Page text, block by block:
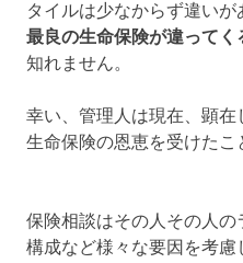
タイルは少なからず違いが
最良の生命保険が違ってく
知れません。
幸い、管理人は現在、顕在
生命保険の恩恵を受けたこ
保険相談はその人その人
構成など様々な要因を考